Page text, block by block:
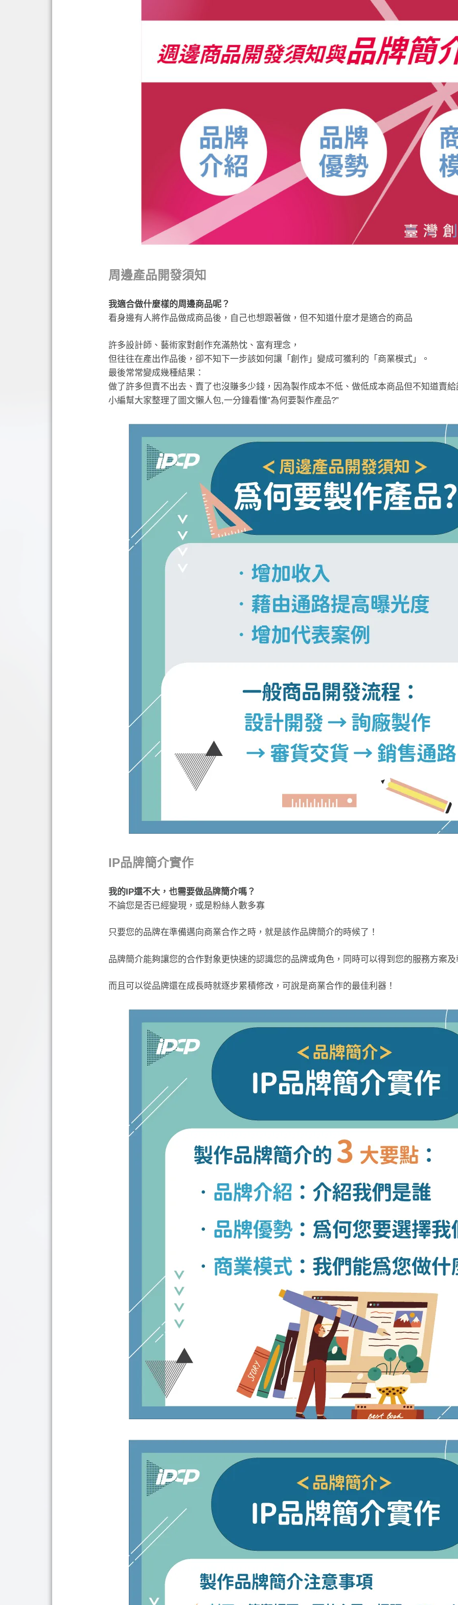
周邊產品開發須知
我適合做什麼樣的周邊商品呢？
看身邊有人將作品做成商品後，自己也想跟著做，但不知道什麼才是適合的商品
許多設計師、藝術家對創作充滿熱忱、富有理念，
但往往在產出作品後，卻不知下一步該如何讓「創作」變成可獲利的「商業模式」。
最後常常變成幾種結果：
做了許多但賣不出去、賣了也沒賺多少錢，因為製作成本不低、做低成本商品但不知道賣
小編幫大家整理了圖文懶人包,一分鐘看懂”為何要製作產品?”
IP品牌簡介實作
我的IP還不大，也需要做品牌簡介嗎？
不論您是否已經變現，或是粉絲人數多寡
只要您的品牌在準備邁向商業合作之時，就是該作品牌簡介的時候了！
品牌簡介能夠讓您的合作對象更快速的認識您的品牌或角色，同時可以得到您的服務方案及
而且可以從品牌還在成長時就逐步累積修改， 可說是商業合作的最佳利器！